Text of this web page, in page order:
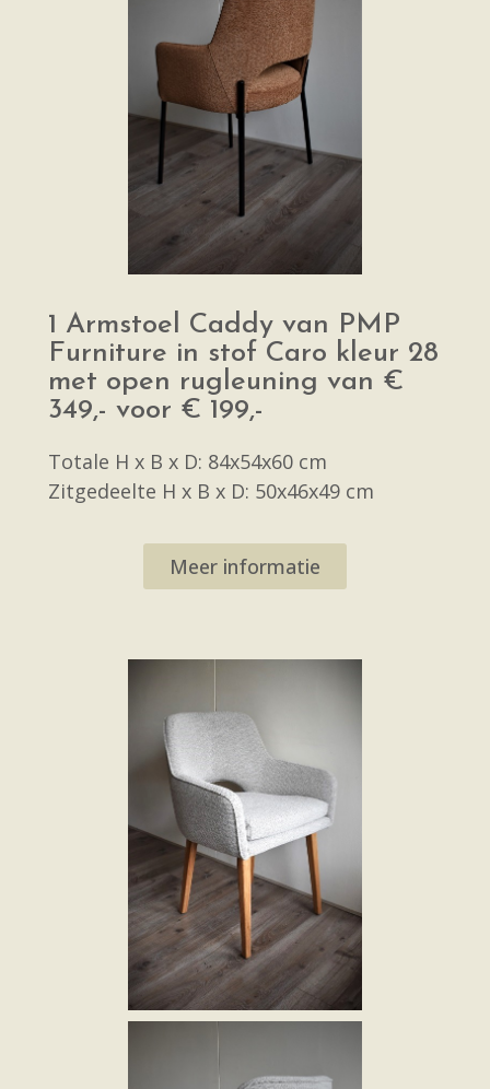
1 Armstoel Caddy van PMP
Furniture in stof Caro kleur 28
met open rugleuning van €
349,- voor € 199,-
Totale H x B x D: 84x54x60 cm
Zitgedeelte H x B x D: 50x46x49 cm
Meer informatie